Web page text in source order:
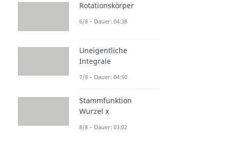
Rotationskörper
6/8 – Dauer: 04:38
Uneigentliche
Integrale
7/8 – Dauer: 04:50
Stammfunktion
Wurzel x
8/8 – Dauer: 03:02